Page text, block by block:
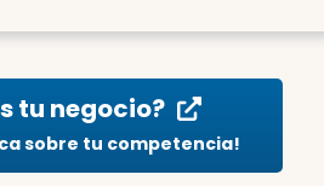
tu negocio?
sobre tu competencia!